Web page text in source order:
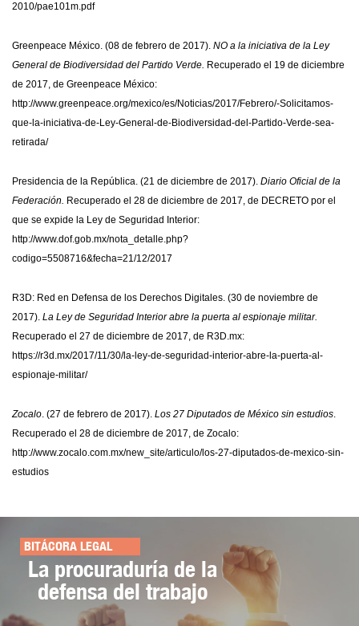
2010/pae101m.pdf
Greenpeace México. (08 de febrero de 2017). NO a la iniciativa de la Ley
General de Biodiversidad del Partido Verde. Recuperado el 19 de diciembre
de 2017, de Greenpeace México:
http://www.greenpeace.org/mexico/es/Noticias/2017/Febrero/-Solicitamos-
que-la-iniciativa-de-Ley-General-de-Biodiversidad-del-Partido-Verde-sea-
retirada/
Presidencia de la República. (21 de diciembre de 2017). Diario Oficial de la
Federación. Recuperado el 28 de diciembre de 2017, de DECRETO por el
que se expide la Ley de Seguridad Interior:
http://www.dof.gob.mx/nota_detalle.php?
codigo=5508716&fecha=21/12/2017
R3D: Red en Defensa de los Derechos Digitales. (30 de noviembre de
2017). La Ley de Seguridad Interior abre la puerta al espionaje militar.
Recuperado el 27 de diciembre de 2017, de R3D.mx:
https://r3d.mx/2017/11/30/la-ley-de-seguridad-interior-abre-la-puerta-al-
espionaje-militar/
Zocalo. (27 de febrero de 2017). Los 27 Diputados de México sin estudios.
Recuperado el 28 de diciembre de 2017, de Zocalo:
http://www.zocalo.com.mx/new_site/articulo/los-27-diputados-de-mexico-sin-
estudios
BITÁCORA LEGAL
La procuraduría de la
defensa del trabajo